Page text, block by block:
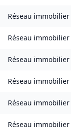
Réseau immobilier
Réseau immobilier
Réseau immobilier
Réseau immobilier
Réseau immobilier
Réseau immobilier